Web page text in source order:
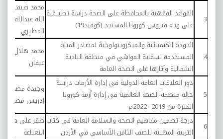
3
القواعد الفقهية بالمحافظة على الصحة دراسة تطبيقية
على وباء فيروس كورونا المستجد (كوفيد19)
محمد ضيف
الله عبدالله
المطيري
4
الجودة الكيميائية والميكروبيولوجية لمصادر المياه
المستخدمة لسقاية المواشي في منطقة البادية
الشمالية وآثارها على الصحة العامة
محمد هلال
عيفان
5
دور العلاقات العامة الدولية في إدارة الأزمات دراسة
حالة منظمة الصحة العالمية في إدارة أزمة كورونا
الفترة من 2019- 2022م
وجيدة مضوي
إدريس مضوي
6
درجة تضمين مفاهيم الصحة والسلامة العامة في كتاب
التربية المهنية للصف الثامن الأساسي في الأردن
صقر على صقر
النعناعة